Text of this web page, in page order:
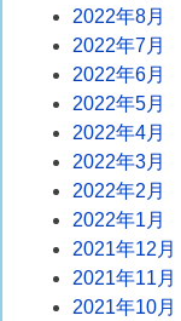
2022年8月
2022年7月
2022年6月
2022年5月
2022年4月
2022年3月
2022年2月
2022年1月
2021年12月
2021年11月
2021年10月